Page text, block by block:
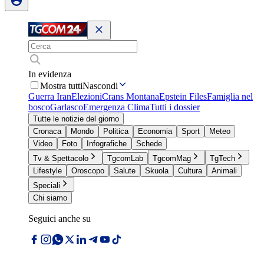
In evidenza
Mostra tuttiNascondi
Guerra IranElezioniCrans MontanaEpstein FilesFamiglia nel
boscoGarlascoEmergenza ClimaTutti i dossier
Tutte le notizie del giorno
Cronaca
Mondo Politica Economia Sport
Meteo
Video
Foto Infografiche
Schede
Tv & Spettacolo
TgcomLab TgcomMag
TgTech
Lifestyle
Oroscopo Salute Skuola Cultura
Animali
Speciali
Chi siamo
Seguici anche su